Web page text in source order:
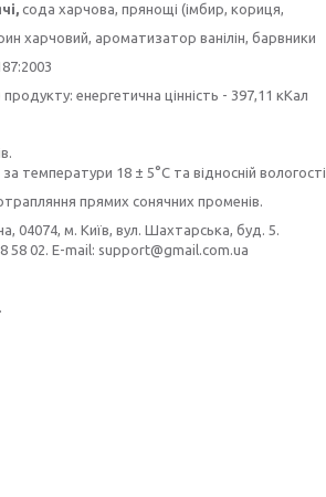
сода харчова, прянощі (імбир, кориця,
харчовий, ароматизатор ванілін, барвники
енергетична цінність - 397,11 кКал
температури 18 ± 5°C та відносній вологості
прямих сонячних променів.
04074, м. Київ, вул. Шахтарська, буд. 5.
58 02. E-mail: support@gmail.com.ua